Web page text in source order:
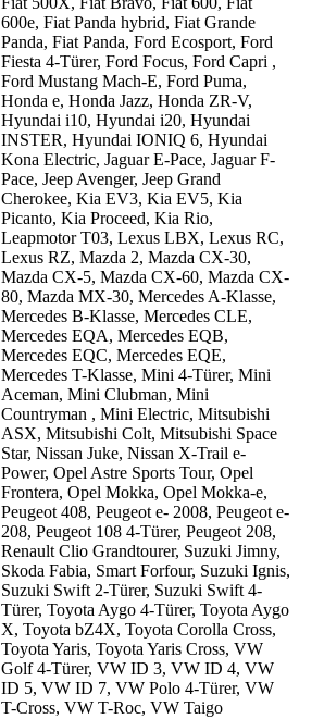
600e, Fiat Panda hybrid, Fiat Grande
Panda, Fiat Panda, Ford Ecosport, Ford
Fiesta 4-Türer, Ford Focus, Ford Capri ,
Ford Mustang Mach-E, Ford Puma,
Honda e, Honda Jazz, Honda ZR-V,
Hyundai i10, Hyundai i20, Hyundai
INSTER, Hyundai IONIQ 6, Hyundai
Kona Electric, Jaguar E-Pace, Jaguar F-
Pace, Jeep Avenger, Jeep Grand
Cherokee, Kia EV3, Kia EV5, Kia
Picanto, Kia Proceed, Kia Rio,
Leapmotor T03, Lexus LBX, Lexus RC,
Lexus RZ, Mazda 2, Mazda CX-30,
Mazda CX-5, Mazda CX-60, Mazda CX-
80, Mazda MX-30, Mercedes A-Klasse,
Mercedes B-Klasse, Mercedes CLE,
Mercedes EQA, Mercedes EQB,
Mercedes EQC, Mercedes EQE,
Mercedes T-Klasse, Mini 4-Türer, Mini
Aceman, Mini Clubman, Mini
Countryman , Mini Electric, Mitsubishi
ASX, Mitsubishi Colt, Mitsubishi Space
Star, Nissan Juke, Nissan X-Trail e-
Power, Opel Astre Sports Tour, Opel
Frontera, Opel Mokka, Opel Mokka-e,
Peugeot 408, Peugeot e- 2008, Peugeot e-
208, Peugeot 108 4-Türer, Peugeot 208,
Renault Clio Grandtourer, Suzuki Jimny,
Skoda Fabia, Smart Forfour, Suzuki Ignis,
Suzuki Swift 2-Türer, Suzuki Swift 4-
Türer, Toyota Aygo 4-Türer, Toyota Aygo
X, Toyota bZ4X, Toyota Corolla Cross,
Toyota Yaris, Toyota Yaris Cross, VW
Golf 4-Türer, VW ID 3, VW ID 4, VW
ID 5, VW ID 7, VW Polo 4-Türer, VW
T-Cross, VW T-Roc, VW Taigo